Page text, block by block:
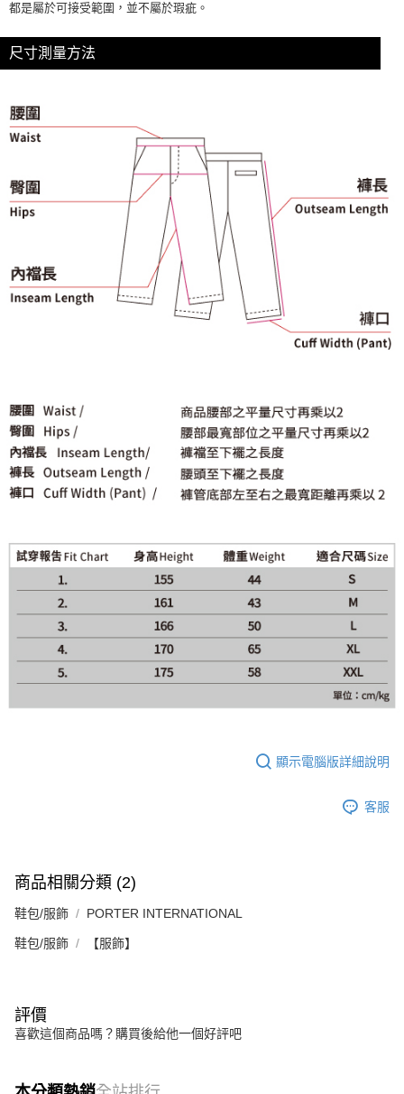
都是屬於可接受範圍，並不屬於瑕疵。
尺寸測量方法
顯示電腦版詳細說明
客服
商品相關分類 (2)
鞋包/服飾 PORTER INTERNATIONAL
鞋包/服飾 【服飾】
評價
喜歡這個商品嗎？購買後給他一個好評吧